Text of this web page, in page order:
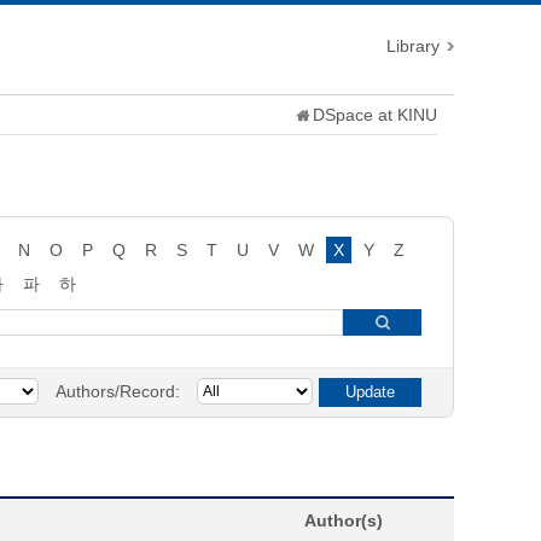
Library
DSpace at KINU
N O P Q R S T U V W X Y
Z
파
하
Authors/Record:
Author(s)